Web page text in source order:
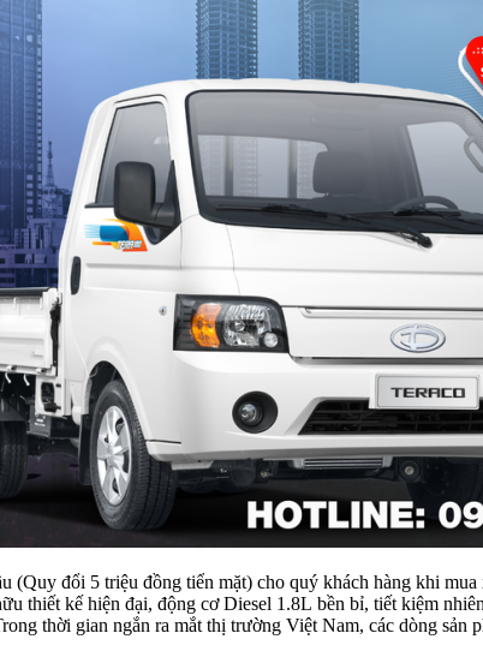
đổi 5 triệu đồng tiển mặt) cho quý khách hàng khi
thiết kế hiện đại, động cơ Diesel 1.8L bền bỉ, tiết kiệm
thời gian ngắn ra mắt thị trường Việt Nam, các dòng sản